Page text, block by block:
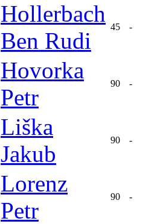
Hollerbach
Ben Rudi
45 -
Hovorka
Petr
90 -
Liška
Jakub
90 -
Lorenz
Petr
90 -